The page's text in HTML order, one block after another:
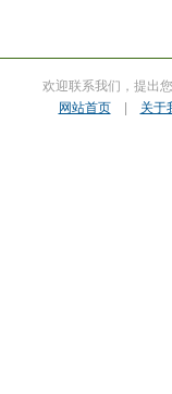
欢迎联系我们，提出
网站首页| 关于